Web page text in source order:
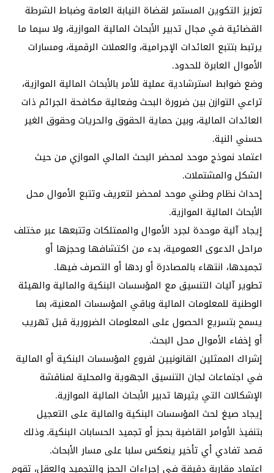
تعزيز التكوين المستمر لقضاة النيابة العامة وضباط الشرطة
القضائية في مجال تدبير الأبحاث المالية الموازية، ولا سيما ما
يرتبط بتتبع العائدات الإجرامية، والعملات الرقمية، ومسارات
الأموال العابرة للحدود.
وضع ضوابط استرشادية عملية للأمر بالأبحاث المالية الموازية،
تراعي التوازن بين ضرورة البحث وفعالية مكافحة الجرائم ذات
العائدات المالية، وبين حماية الحقوق والحريات وحقوق الغير
حسني النية.
اعتماد نموذج موحد لمحضر البحث المالي الموازي من حيث
الشكل والمشتملات.
إحداث نظام وطني موحد لمحضر لتعريف وتتبع الأموال محل
الأبحاث المالية الموازية.
إيجاد آلية موحدة لجرد الأموال والممتلكات وتتبعها عبر مختلف
مراحل الدعوى العمومية، بدء من اكتشافها وحجزها أو
تجميدها، انتهاء بالمصادرة أو ردها أو التصرف فيها.
تطوير آليات التنسيق مع المؤسسات البنكية والمالية والهيئة
الوطنية للمعلومات المالية وباقي المؤسسات المعنية، بما
يسمح بتسريع الحصول على المعلومات الضرورية قبل تهريب
أو إخفاء الأموال محل البحث.
إشراك الممثلين القانونيين لفروع المؤسسات البنكية أو المالية
في اجتماعات لجان التنسيق الجهوية والمحلية لمناقشة
الإشكالات التي يثيرها تدبير الأبحاث المالية الموازية.
إيجاد صيغ لحث المؤسسات البنكية والمالية على التعجيل
بتنفيذ الأوامر القاضية بحجز أو تجميد الحسابات البنكيةـ وذلك
قصد تفادي أي تأخير ينعكس سلبا على مسار الأبحاث.
اعتماد مقاربة دقيقة في إجراءات الحجز والتجميد والعقل، تقوم